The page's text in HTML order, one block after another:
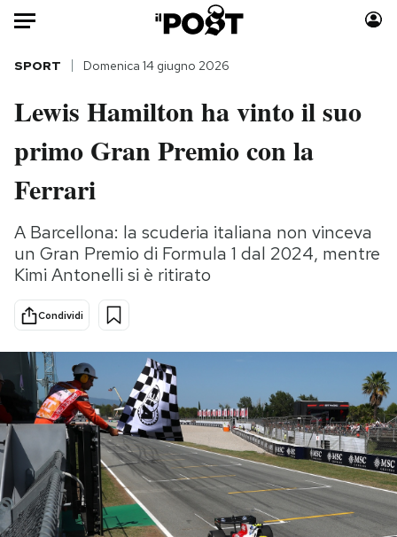
Auto
HOME
Italia
Politica
Tecnologia
Internet
Scienza
Cultura
Economia
Sport
Moda
Storie/Idee
Ok Boomer!
Mondiali calcio 2026
PODCAST
NEWSLETTER
SPORT Domenica 14 giugno 2026
Lewis Hamilton ha vinto il suo
primo Gran Premio con la
Ferrari
A Barcellona: la scuderia italiana non vinceva
un Gran Premio di Formula 1 dal 2024, mentre
Kimi Antonelli si è ritirato
Condividi